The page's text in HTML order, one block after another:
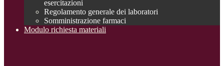
esercitazioni
Regolamento generale dei laboratori
Somministrazione farmaci
Modulo richiesta materiali